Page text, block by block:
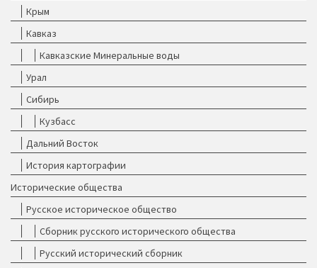
Крым
Кавказ
Кавказские Минеральные воды
Урал
Сибирь
Кузбасс
Дальний Восток
История картографии
Исторические общества
Русское историческое общество
Сборник русского исторического общества
Русский исторический сборник